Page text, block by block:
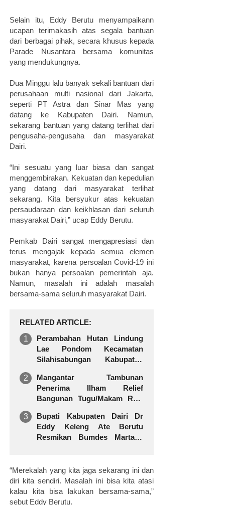
Selain itu, Eddy Berutu menyampaikann
ucapan terimakasih atas segala bantuan
dari berbagai pihak, secara khusus kepada
Parade Nusantara bersama komunitas
yang mendukungnya.
Dua Minggu lalu banyak sekali bantuan dari
perusahaan multi nasional dari Jakarta,
seperti PT Astra dan Sinar Mas yang
datang ke Kabupaten Dairi. Namun,
sekarang bantuan yang datang terlihat dari
pengusaha-pengusaha dan masyarakat
Dairi.
“Ini sesuatu yang luar biasa dan sangat
menggembirakan. Kekuatan dan kepedulian
yang datang dari masyarakat terlihat
sekarang. Kita bersyukur atas kekuatan
persaudaraan dan keikhlasan dari seluruh
masyarakat Dairi,” ucap Eddy Berutu.
Pemkab Dairi sangat mengapresiasi dan
terus mengajak kepada semua elemen
masyarakat, karena persoalan Covid-19 ini
bukan hanya persoalan pemerintah aja.
Namun, masalah ini adalah masalah
bersama-sama seluruh masyarakat Dairi.
RELATED ARTICLE
Perambahan Hutan Lindung
Lae Pondom Kecamatan
Silahisabungan Kabupaten
Mangantar Tambunan
Penerima Ilham Relief
Bangunan Tugu/Makam Raja
Bupati Kabupaten Dairi Dr
Eddy Keleng Ate Berutu
Resmikan Bumdes Martabe
“Merekalah yang kita jaga sekarang ini dan
diri kita sendiri. Masalah ini bisa kita atasi
kalau kita bisa lakukan bersama-sama,”
sebut Eddy Berutu.